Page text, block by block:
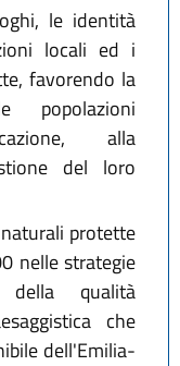
le identità
locali ed i
favorendo la
popolazioni
alla
del loro
protette
nelle strategie
qualità
che
dell'Emilia-